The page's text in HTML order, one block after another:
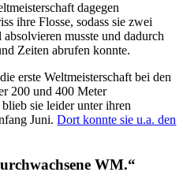
dagegen
ihre Flosse, sodass sie zwei
musste und dadurch
Zeiten abrufen konnte.
erste Weltmeisterschaft bei den
200 und 400 Meter
sie leider unter ihren
Juni.Dort konnte sie u.a. den
WM.“